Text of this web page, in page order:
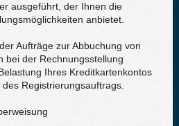
ausgeführt, der Ihnen die
anbietet.
Aufträge zur Abbuchung von
bei der Rechnungsstellung
Ihres Kreditkartenkontos
Registrierungsauftrags.